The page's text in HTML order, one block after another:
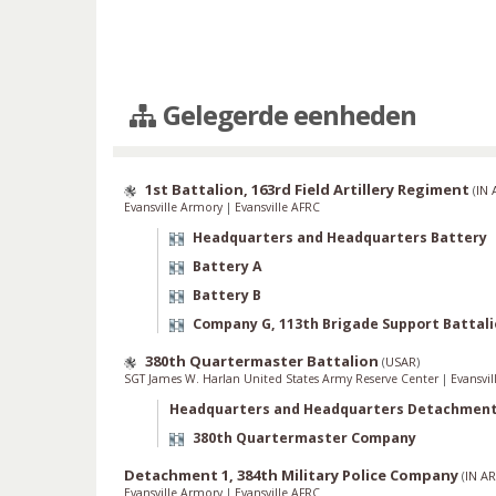
Gelegerde eenheden
1st Battalion, 163rd Field Artillery Regiment (IN
Evansville Armory | Evansville AFRC
Headquarters and Headquarters Battery
Battery A
Battery B
Company G, 113th Brigade Support
380th Quartermaster Battalion (USAR)
SGT James W. Harlan United States Army Reserve Center |
Headquarters and Headquarters Detachment
380th Quartermaster Company
Detachment 1, 384th Military Police Company (IN